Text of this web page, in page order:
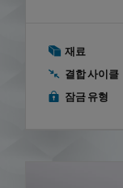
재료
결합 사이클
잠금 유형